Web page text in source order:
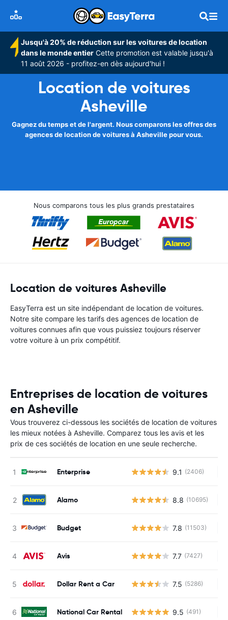
Jusqu'à 20% de réduction sur les voitures de location
dans le monde entier Cette promotion est valable jusqu'à
11 août 2026 - profitez-en dès aujourd'hui !
Location de voitures
Asheville
Gagnez du temps et de l'argent. Nous comparons les offres des
agences de location de voitures à Asheville pour vous.
Nous comparons tous les plus grands prestataires
Location de voitures Asheville
EasyTerra est un site indépendant de location de voitures.
Notre site compare les tarifs des agences de location de
voitures connues afin que vous puissiez toujours réserver
votre voiture à un prix compétitif.
Entreprises de location de voitures
en Asheville
Vous trouverez ci-dessous les sociétés de location de voitures
les mieux notées à Asheville. Comparez tous les avis et les
prix de ces sociétés de location en une seule recherche.
Enterprise 9.1 (2406)
Alamo 8.8 (10695)
Budget 7.8 (11503)
Avis 7.7 (7427)
Dollar Rent a Car 7.5 (5286)
National Car Rental 9.5 (491)